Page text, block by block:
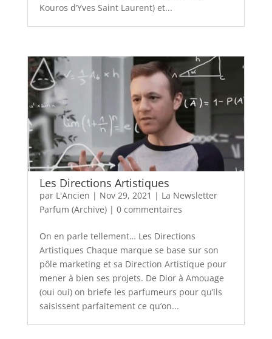
Kouros d’Yves Saint Laurent) et...
Les Directions Artistiques
par L'Ancien | Nov 29, 2021 | La Newsletter
Parfum (Archive)| 0 commentaires
On en parle tellement… Les Directions
Artistiques Chaque marque se base sur son
pôle marketing et sa Direction Artistique pour
mener à bien ses projets. De Dior à Amouage
(oui oui) on briefe les parfumeurs pour qu’ils
saisissent parfaitement ce qu’on...